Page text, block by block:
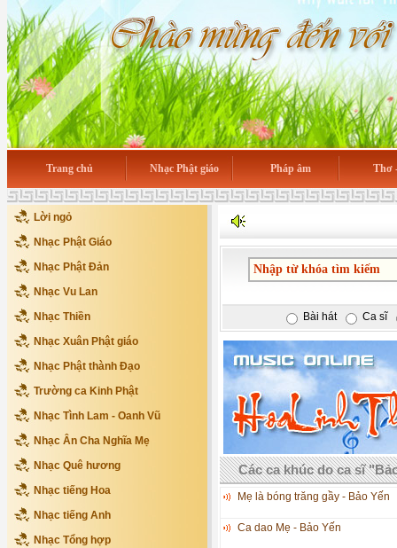
Trang chủ Nhạc Phật giáo Pháp âm Thơ
Lời ngỏ
Nhạc Phật Giáo
Nhạc Phật Đản
Nhạc Vu Lan
Nhạc Thiền
Nhạc Xuân Phật giáo
Nhạc Phật thành Đạo
Trường ca Kinh Phật
Nhạc Tình Lam - Oanh Vũ
Nhạc Ân Cha Nghĩa Mẹ
Nhạc Quê hương
Nhạc tiếng Hoa
Nhạc tiếng Anh
Nhạc Tổng hợp
Bài hát Ca sĩ
Các ca khúc do ca sĩ
Mẹ là bóng trăng gầy - Bảo Yến
Ca dao Mẹ - Bảo Yến